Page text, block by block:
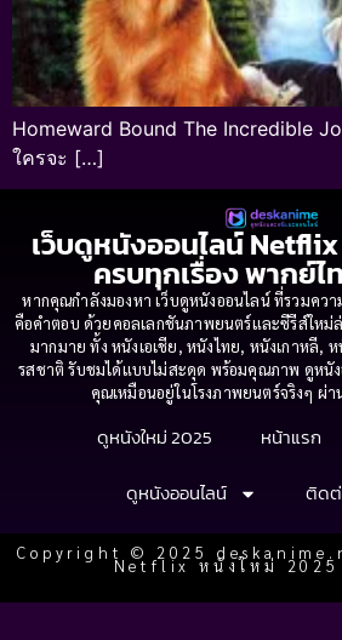
Homeward Bound The Incredible
ใครจะ […]
เว็บดูหนังออนไลน์
ครบทุกเรื่อง พากย์ไ
หากคุณกำลังมองหา เว็บดูหนังออนไลน์ ที่รวมคว
คือคำตอบ ด้วยคอลเลกชันภาพยนตร์และซีรีส์ใหม่
มากมาย ทั้ง หนังเอเชีย, หนังไทย, หนังเกาหลี,
รสชาติ รับชมได้แบบไม่สะดุด พร้อมคุณภาพ ดูหนั
คุณเหมือนอยู่ในโรงภาพยนตร์จริงๆ ผ่า
ดูหนังใหม่ 2025 หน้าแรก
ดูหนังออนไลน์
ติด
Copyright © 2025
Netflix หนังใหม่